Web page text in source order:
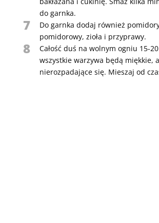
do garnka.
7
Do garnka dodaj również
pomidorowy, zioła i przyprawy.
8
Całość duś na wolnym ogniu 15-
wszystkie warzywa będą miękkie,
nierozpadające się. Mieszaj od